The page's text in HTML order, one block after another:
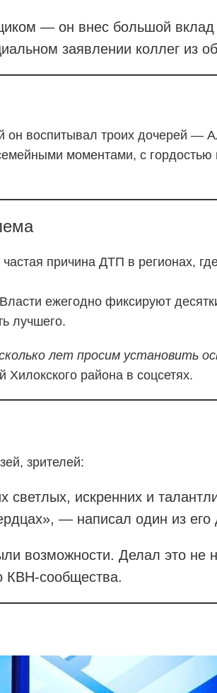
— он внес большой вклад
заявлении коллег из
он воспитывал троих дочерей —
моментами, с
причина ДТП в регионах,
ежегодно фиксируют
лучшего.
лет просим установить
района в соцсетях.
зрителей:
искренних и
— написал один из его
возможности. Делал это не
КВН-сообщества.